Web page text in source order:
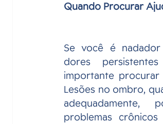
Quando Procurar
Se você é
dores
importante procurar
Lesões no ombro,
problemas